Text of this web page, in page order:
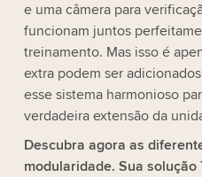
e uma câmera para
funcionam juntos
treinamento. Mas isso é
extra podem ser
esse sistema harmonioso
verdadeira extensão da
Descubra agora as
modularidade. Sua